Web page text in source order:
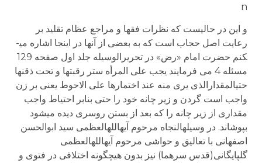
n
و این در حالیست که نظرات فقها و مراجع عظام تقلید بر
رعایت اصل حجاب است که به بعضی از آنها در اینجا اشاره می­
کنم حضرت امام «رض» در تحریرالوسیله جلد اول صفحه 129
مسئله 4 می فرمایند یجب علی المرأه ستر رقبتها و تحت ذقنها
حتی­المقدار­الذی یری منه عند اختمارها علی الاحوط یعنی بر زن
واجب است گردن و زیر چانه خود را حتی بنابر احتیاط واجب
مقداری از زیر چانه را که بعد از بستن روسری دیده می­شود
بپوشاند. در وسیله­النجاه مرحوم آیه­الله­العظمی سید ابوالحسن
اصفهانی با تعالیق و حواشی مرحوم آیه­الله­العظمی
گلپایگانی(قدس سرهما) نیز بدون هیچگونه اختلافی در فتوی و